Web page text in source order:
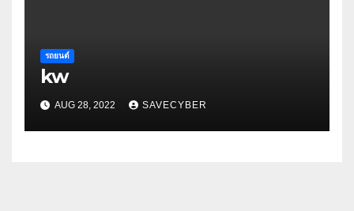
รถยนต์
kw
AUG 28, 2022 SAVECYBER